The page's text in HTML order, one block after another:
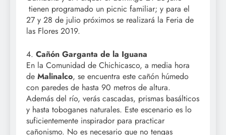
tienen programado un picnic familiar; y para el
27 y 28 de julio próximos se realizará la Feria de
las Flores 2019.
4. Cañón Garganta de la Iguana
En la Comunidad de Chichicasco, a media hora
de Malinalco, se encuentra este cañón húmedo
con paredes de hasta 90 metros de altura.
Además del río, verás cascadas, prismas basálticos
y hasta toboganes naturales. Este escenario es lo
suficientemente inspirador para practicar
cañonismo. No es necesario que no tengas